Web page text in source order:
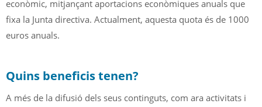
econòmic, mitjançant aportacions econòmiques anuals que
fixa la Junta directiva. Actualment, aquesta quota és de 1000
euros anuals.
Quins beneficis tenen?
A més de la difusió dels seus continguts, com ara activitats i